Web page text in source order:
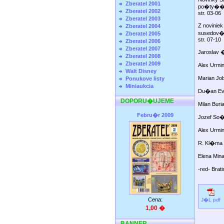
Zberatel 2001
Zberatel 2002
Zberatel 2003
Zberatel 2004
Zberatel 2005
Zberatel 2006
Zberatel 2007
Zberatel 2008
Zberatel 2009
Walt Disney
Ponukove listy
Miniaukcia
DOPORU�UJEME
Febru�r 2009
Cena:
1,00 �
str. 03-06
Z
str. 07-10
Alex
Marian
Du�an
Milan
Jozef
Alex
R.
Elena
-red-
J�L pdf